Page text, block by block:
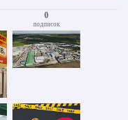
0
подписок